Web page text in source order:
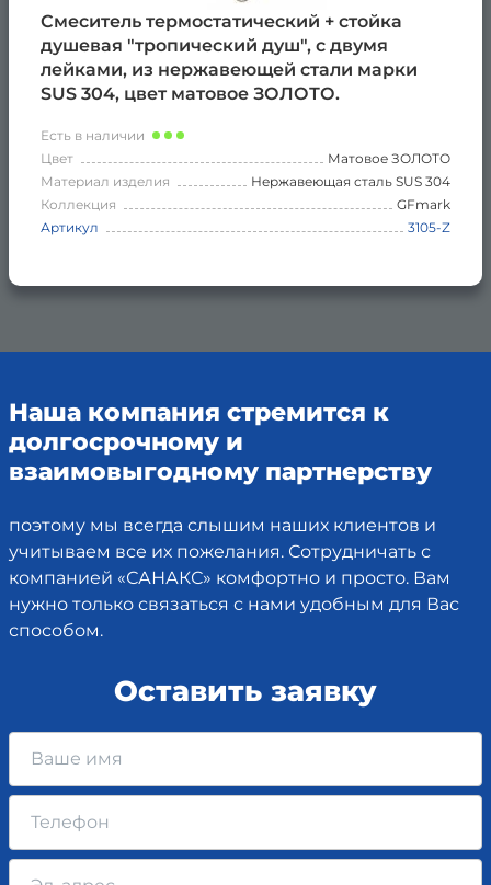
Смеситель термостатический + стойка
душевая "тропический душ", с двумя
лейками, из нержавеющей стали марки
SUS 304, цвет матовое ЗОЛОТО.
Есть в наличии
Цвет
Матовое ЗОЛОТО
Материал изделия
Нержавеющая сталь SUS 304
Коллекция
GFmark
Артикул
3105-Z
Наша компания стремится к
долгосрочному и
взаимовыгодному партнерству
поэтому мы всегда слышим наших клиентов и
учитываем все их пожелания. Сотрудничать с
компанией «САНАКС» комфортно и просто. Вам
нужно только связаться с нами удобным для Вас
способом.
Оставить заявку